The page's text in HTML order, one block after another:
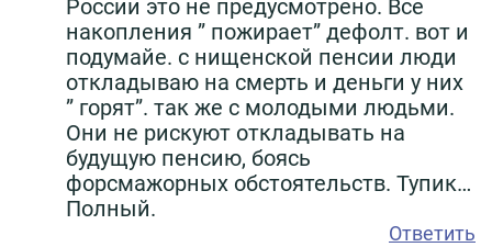
России это не предусмотрено. Все
накопления ” пожирает” дефолт. вот и
подумайе. с нищенской пенсии люди
откладываю на смерть и деньги у них
” горят”. так же с молодыми людьми.
Они не рискуют откладывать на
будущую пенсию, боясь
форсмажорных обстоятельств. Тупик…
Полный.
Ответить